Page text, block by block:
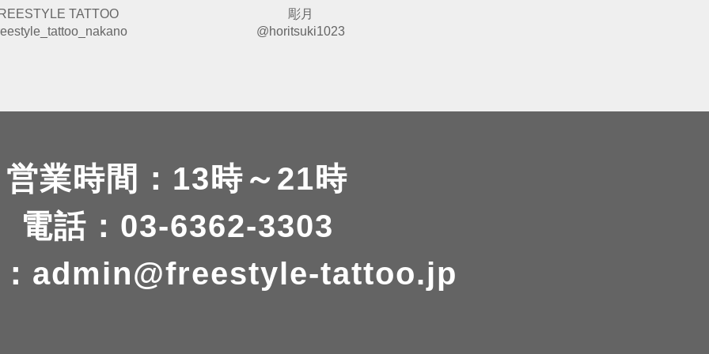
TATTOO
彫月
@horitsuki1023
営業時間：13時～21時
電話：03-6362-3303
admin@freestyle-tattoo.jp